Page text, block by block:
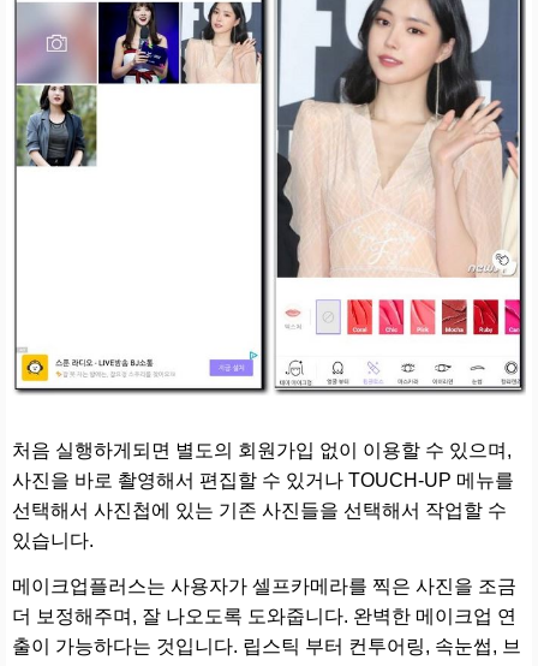
처음 실행하게되면 별도의 회원가입 없이 이용할 수 있으며,
사진을 바로 촬영해서 편집할 수 있거나 TOUCH-UP 메뉴를
선택해서 사진첩에 있는 기존 사진들을 선택해서 작업할 수
있습니다.
메이크업플러스는 사용자가 셀프카메라를 찍은 사진을 조금
더 보정해주며, 잘 나오도록 도와줍니다. 완벽한 메이크업 연
출이 가능하다는 것입니다. 립스틱 부터 컨투어링, 속눈썹, 브